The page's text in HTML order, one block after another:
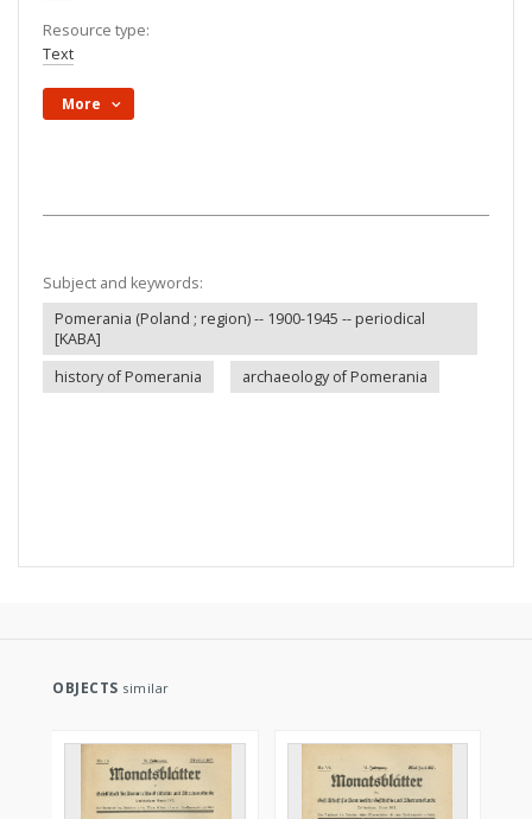
Resource type:
Text
More
Subject and keywords:
Pomerania (Poland ; region) -- 1900-1945 -- periodical
[KABA]
history of Pomerania
archaeology of Pomerania
OBJECTS similar